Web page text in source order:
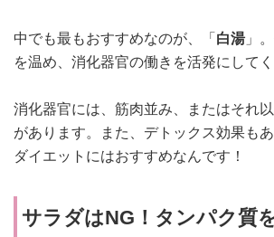
中でも最もおすすめなのが、「 白湯」
を温め、消化器官の働きを活発にしてく
消化器官には、筋肉並み、またはそれ
があります。また、デトックス効果も
ダイエットにはおすすめなんです！
サラダはNG！タンパク質